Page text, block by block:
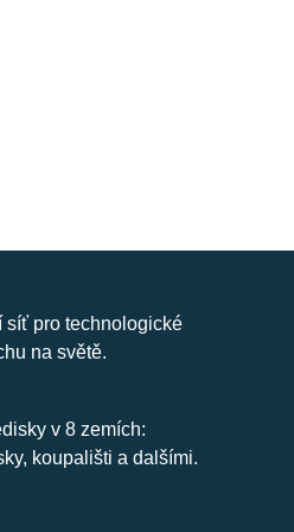
síť pro technologické
na světě.
v 8 zemích:
koupališti a dalšími.